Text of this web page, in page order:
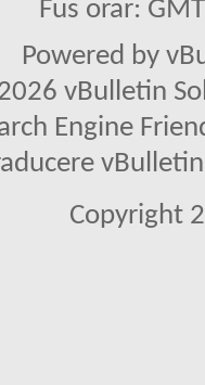
Fus orar:
Powered by
vBulletin
Engine
Copyright